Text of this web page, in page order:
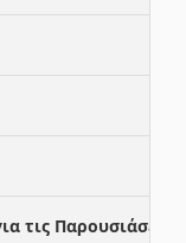
τις Παρουσιάσεις